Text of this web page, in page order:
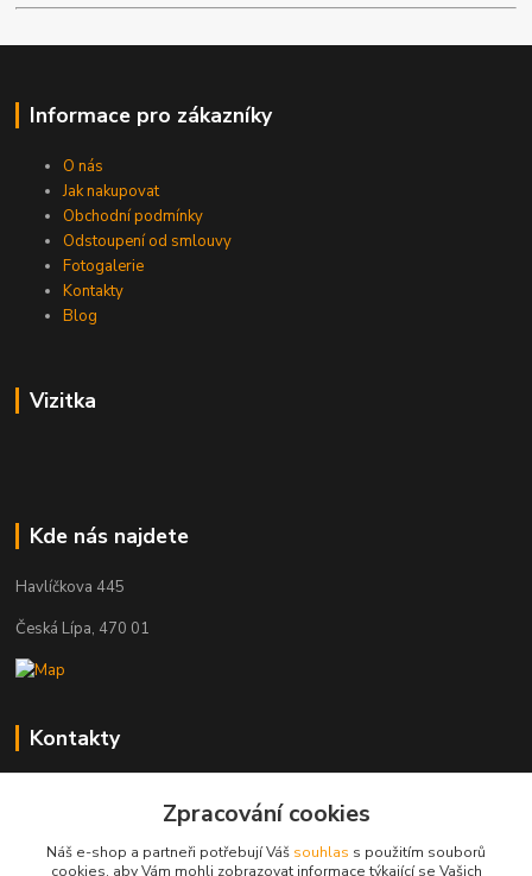
Informace pro zákazníky
O nás
Jak nakupovat
Obchodní podmínky
Odstoupení od smlouvy
Fotogalerie
Kontakty
Blog
Vizitka
Kde nás najdete
Havlíčkova 445
Česká Lípa, 470 01
Kontakty
+420 603 823 376
Zpracování cookies
Náš e-shop a partneři potřebují Váš souhlas s použitím souborů
cookies, aby Vám mohli zobrazovat informace týkající se Vašich